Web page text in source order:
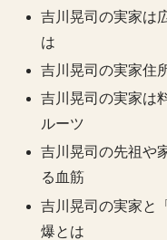
吉川晃司の実家は
は
吉川晃司の実家住
吉川晃司の実家は
ルーツ
吉川晃司の先祖や
る血筋
吉川晃司の実家と
爆とは